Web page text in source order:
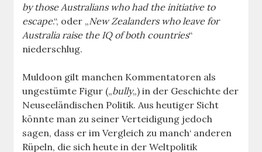
by those Australians who had the initiative to
escape.“, oder „New Zealanders who leave for
Australia raise the IQ of both countries“
niederschlug.
Muldoon gilt manchen Kommentatoren als
ungestümte Figur („bully„) in der Geschichte der
Neuseeländischen Politik. Aus heutiger Sicht
könnte man zu seiner Verteidigung jedoch
sagen, dass er im Vergleich zu manch‘ anderen
Rüpeln, die sich heute in der Weltpolitik